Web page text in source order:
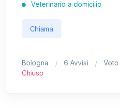
Veterinario a domicilio
Chiama
Bologna 6 Avvisi
Voto
Chiuso